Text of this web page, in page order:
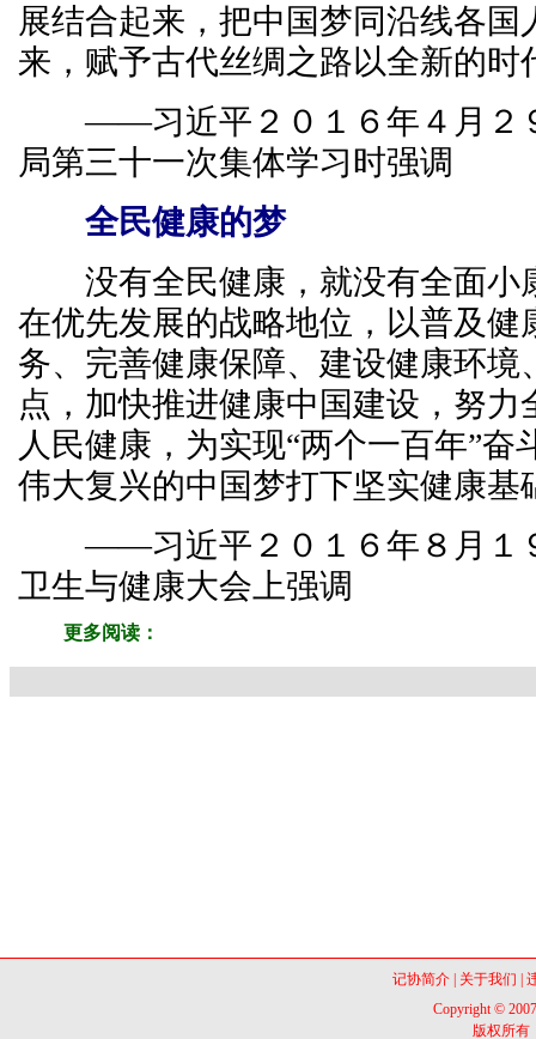
展结合起来，把中国梦同沿线各国
来，赋予古代丝绸之路以全新的时
——习近平２０１６年４月２
局第三十一次集体学习时强调
全民健康的梦
没有全民健康，就没有全面小
在优先发展的战略地位，以普及健
务、完善健康保障、建设健康环境
点，加快推进健康中国建设，努力
人民健康，为实现“两个一百年”奋
伟大复兴的中国梦打下坚实健康基
——习近平２０１６年８月１
卫生与健康大会上强调
更多阅读：
记协简介 关于我们
Copyright ©
版权所有